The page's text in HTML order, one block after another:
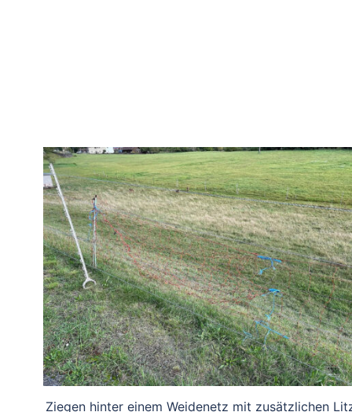
Ziegen hinter einem Weidenetz mit zusätzlichen